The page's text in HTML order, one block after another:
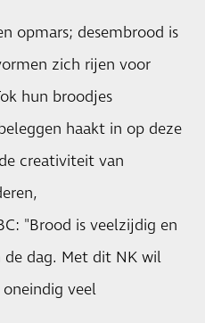
opmars; desembrood is
zich rijen voor
hun broodjes
haakt in op deze
creativiteit van
"Brood is veelzijdig en
dag. Met dit NK wil
veel